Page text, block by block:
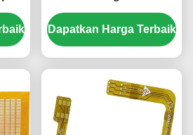
Layer Flex PCB Board
ENIG
Dapatkan Harga Terbaik